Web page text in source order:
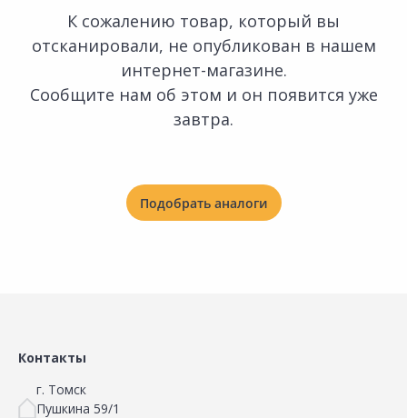
К сожалению товар, который вы
отсканировали, не опубликован в нашем
интернет-магазине.
Сообщите нам об этом и он появится уже
завтра.
Подобрать аналоги
Контакты
г. Томск
Пушкина 59/1